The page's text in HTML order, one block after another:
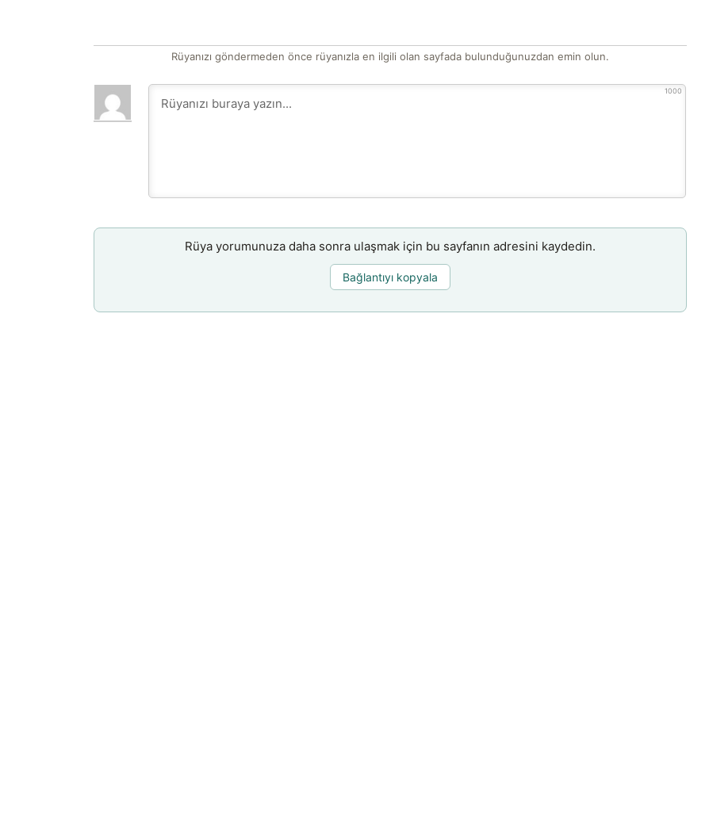
Rüyanızı göndermeden önce rüyanızla en ilgili olan sayfada bulunduğunuzdan emin olun.
1000
Rüya yorumunuza daha sonra ulaşmak için bu sayfanın adresini kaydedin.
Bağlantıyı kopyala